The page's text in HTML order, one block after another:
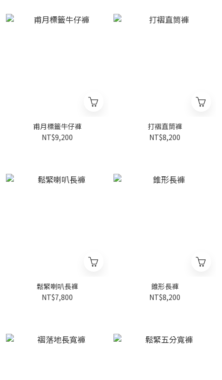
甫月標籤牛仔褲
NT$9,200
打褶直筒褲
NT$8,200
鬆緊喇叭長褲
NT$7,800
錐形長褲
NT$8,200